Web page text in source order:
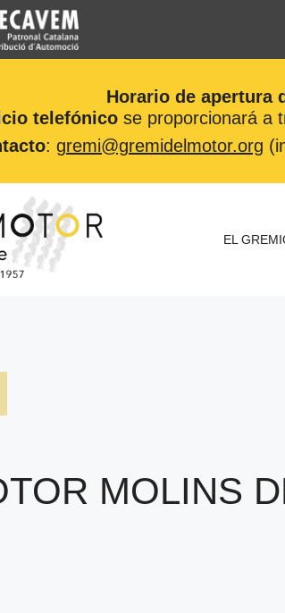
Horario de apertura
telefónico se proporcionará a
: gremi@gremidelmotor.org
EL
MOLINS